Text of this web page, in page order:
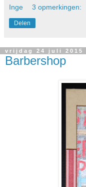
Inge 3 opmerkingen:
Delen
vrijdag 24 juli 2015
Barbershop